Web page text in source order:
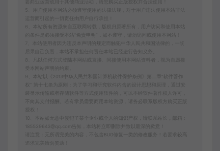
要商业运营或用于其他商业活动，请您购买正版授权并合法使用！
5、用户使用本网站必须遵守使用的法律法规，对于用户违法使用本站非法
6、本站所有资源来自互联网转载，版权归原著所有，用户访问和使用本站
的条件是必须接受本站“免责申明”，如不遵守，请勿访问或使用本网站！
7、本站使用者因为违反本声明的规定而触犯中华人民共和国法律的，一切
后果自己负责，本站不承担任何责任本站已经进行告知义务。
8、凡以任何方式登陆本网站或直接、间接使用本网站资料者，视为自愿接
受本网站声明的约束。
9、本站以《2013中华人民共和国计算机软件保护条例》第二章"软件菩作
权” 第十七条为原则：为了学习和研究软件内含的设计思想和原理，通过安
装显示传输或者存储软件等方式使用软件的，可以不经软件著作权人许可，
不向其支付报酬。若有学员需要商用本站资源，请务必联系版权方购买正版
10、本站如无意中侵犯了某个企业或个人的知识产权，请联系站长，邮箱：
185529643@qq.com告知，本站将立即删除并致以最深的歉意！
请注意：无所谓完美的内容，不包含BUG修复一类的修改服务！若要求较高
追求完美请勿赞助！